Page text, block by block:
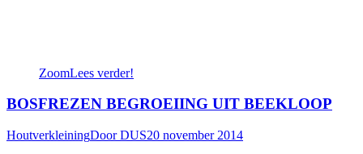
ZoomLees verder!
BOSFREZEN BEGROEIING UIT BEEKLOOP
HoutverkleiningDoorDUS20 november 2014